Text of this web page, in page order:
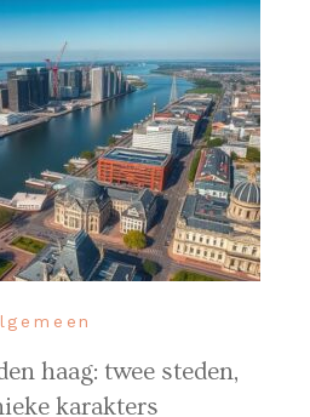
haag: twee steden,
karakters